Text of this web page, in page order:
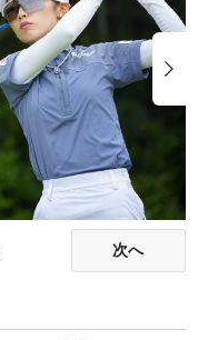
次へ